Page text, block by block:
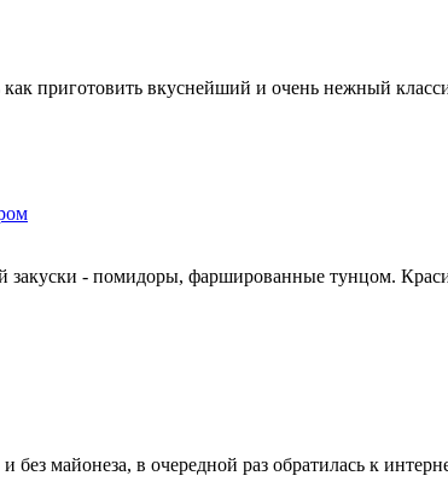
как приготовить вкуснейший и очень нежный
- помидоры, фаршированные тунцом.
майонеза, в очередной раз обратилась к